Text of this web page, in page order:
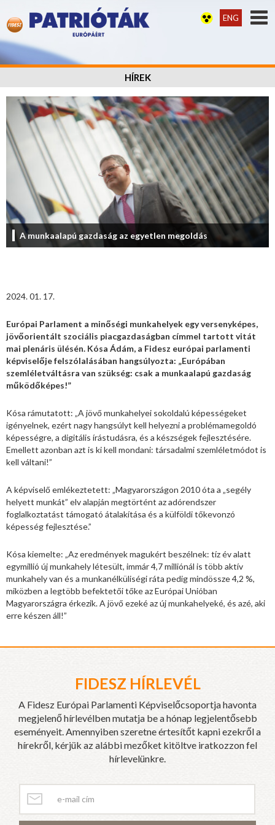
ENG
HÍREK
A munkaalapú gazdaság az egyetlen megoldás
2024. 01. 17.
Európai Parlament a minőségi munkahelyek egy versenyképes,
jövőorientált szociális piacgazdaságban címmel tartott vitát
mai plenáris ülésén. Kósa Ádám, a Fidesz európai parlamenti
képviselője felszólalásában hangsúlyozta: „Európában
szemléletváltásra van szükség: csak a munkaalapú gazdaság
működőképes!”
Kósa rámutatott: „A jövő munkahelyei sokoldalú képességeket
igényelnek, ezért nagy hangsúlyt kell helyezni a problémamegoldó
képességre, a digitális írástudásra, és a készségek fejlesztésére.
Emellett azonban azt is ki kell mondani: társadalmi szemléletmódot is
kell váltani!”
A képviselő emlékeztetett: „Magyarországon 2010 óta a „segély
helyett munkát” elv alapján megtörtént az adórendszer
foglalkoztatást támogató átalakítása és a külföldi tőkevonzó
képesség fejlesztése.”
Kósa kiemelte: „Az eredmények magukért beszélnek: tíz év alatt
egymillió új munkahely létesült, immár 4,7 milliónál is több aktív
munkahely van és a munkanélküliségi ráta pedig mindössze 4,2 %,
miközben a legtöbb befektetői tőke az Európai Unióban
Magyarországra érkezik. A jövő ezeké az új munkahelyeké, és azé, aki
erre készen áll!”
FIDESZ HÍRLEVÉL
A Fidesz Európai Parlamenti Képviselőcsoportja havonta
megjelenő hírlevélben mutatja be a hónap legjelentősebb
eseményeit. Amennyiben szeretne értesítőt kapni ezekről a
hírekről, kérjük az alábbi mezőket kitöltve iratkozzon fel
hírlevelünkre.